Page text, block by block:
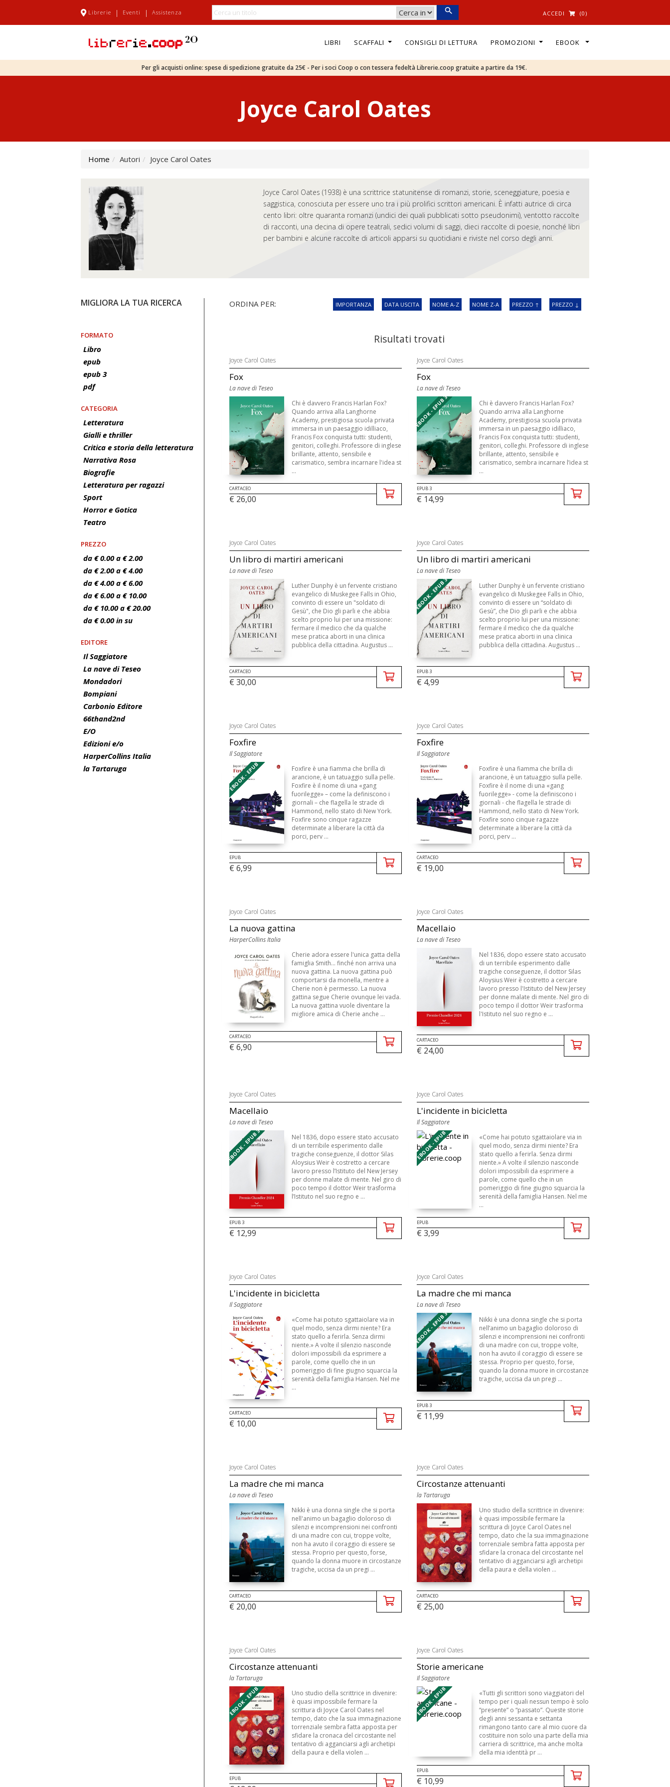
Librerie | Eventi | Assistenza ACCEDI (0)
LIBRI SCAFFALI CONSIGLI DI LETTURA PROMOZIONI EBOOK
Per gli acquisti online: spese di spedizione gratuite da 25€ - Per i soci Coop o con tessera fedeltà Librerie.coop gratuite a partire da 19€.
Joyce Carol Oates
Home Autori Joyce Carol Oates
Joyce Carol Oates (1938) è una scrittrice statunitense di romanzi, storie, sceneggiature, poesia e
saggistica, conosciuta per essere uno tra i più prolifici scrittori americani. È infatti autrice di circa
cento libri: oltre quaranta romanzi (undici dei quali pubblicati sotto pseudonimi), ventotto raccolte
di racconti, una decina di opere teatrali, sedici volumi di saggi, dieci raccolte di poesie, nonché libri
per bambini e alcune raccolte di articoli apparsi su quotidiani e riviste nel corso degli anni.
MIGLIORA LA TUA RICERCA
FORMATO
Libro
epub
epub 3
pdf
CATEGORIA
Letteratura
Gialli e thriller
Critica e storia della letteratura
Narrativa Rosa
Biografie
Letteratura per ragazzi
Sport
Horror e Gotica
Teatro
PREZZO
da € 0.00 a € 2.00
da € 2.00 a € 4.00
da € 4.00 a € 6.00
da € 6.00 a € 10.00
da € 10.00 a € 20.00
da € 0.00 in su
EDITORE
Il Saggiatore
La nave di Teseo
Mondadori
Bompiani
Carbonio Editore
66thand2nd
E/O
Edizioni e/o
HarperCollins Italia
la Tartaruga
ORDINA PER: IMPORTANZA DATA USCITA NOME A-Z NOME Z-A PREZZO ↑ PREZZO ↓
Risultati trovati
Joyce Carol Oates
Fox
La nave di Teseo
Chi è davvero Francis Harlan Fox?
Quando arriva alla Langhorne
Academy, prestigiosa scuola privata
immersa in un paesaggio idilliaco,
Francis Fox conquista tutti: studenti,
genitori, colleghi. Professore di inglese
brillante, attento, sensibile e
carismatico, sembra incarnare l'idea st
...
CARTACEO
€ 26,00
Joyce Carol Oates
Fox
La nave di Teseo
EBOOK - EPUB 3
Chi è davvero Francis Harlan Fox?
Quando arriva alla Langhorne
Academy, prestigiosa scuola privata
immersa in un paesaggio idilliaco,
Francis Fox conquista tutti: studenti,
genitori, colleghi. Professore di inglese
brillante, attento, sensibile e
carismatico, sembra incarnare l’idea st
...
EPUB 3
€ 14,99
Joyce Carol Oates
Un libro di martiri americani
La nave di Teseo
Luther Dunphy è un fervente cristiano
evangelico di Muskegee Falls in Ohio,
convinto di essere un "soldato di
Gesù", che Dio gli parli e che abbia
scelto proprio lui per una missione:
fermare il medico che da qualche
mese pratica aborti in una clinica
pubblica della cittadina. Augustus ...
CARTACEO
€ 30,00
Joyce Carol Oates
Un libro di martiri americani
La nave di Teseo
EBOOK - EPUB 3
Luther Dunphy è un fervente cristiano
evangelico di Muskegee Falls in Ohio,
convinto di essere un “soldato di
Gesù”, che Dio gli parli e che abbia
scelto proprio lui per una missione:
fermare il medico che da qualche
mese pratica aborti in una clinica
pubblica della cittadina. Augustus ...
EPUB 3
€ 4,99
Joyce Carol Oates
Foxfire
Il Saggiatore
EBOOK - EPUB
Foxfire è una fiamma che brilla di
arancione, è un tatuaggio sulla pelle.
Foxfire è il nome di una «gang
fuorilegge» – come la definiscono i
giornali – che flagella le strade di
Hammond, nello stato di New York.
Foxfire sono cinque ragazze
determinate a liberare la città da
porci, perv ...
EPUB
€ 6,99
Joyce Carol Oates
Foxfire
Il Saggiatore
Foxfire è una fiamma che brilla di
arancione, è un tatuaggio sulla pelle.
Foxfire è il nome di una «gang
fuorilegge» - come la definiscono i
giornali - che flagella le strade di
Hammond, nello stato di New York.
Foxfire sono cinque ragazze
determinate a liberare la città da
porci, perv ...
CARTACEO
€ 19,00
Joyce Carol Oates
La nuova gattina
HarperCollins Italia
Cherie adora essere l'unica gatta della
famiglia Smith... finché non arriva una
nuova gattina. La nuova gattina può
comportarsi da monella, mentre a
Cherie non è permesso. La nuova
gattina segue Cherie ovunque lei vada.
La nuova gattina vuole diventare la
migliore amica di Cherie anche ...
CARTACEO
€ 6,90
Joyce Carol Oates
Macellaio
La nave di Teseo
Nel 1836, dopo essere stato accusato
di un terribile esperimento dalle
tragiche conseguenze, il dottor Silas
Aloysius Weir è costretto a cercare
lavoro presso l'Istituto del New Jersey
per donne malate di mente. Nel giro di
poco tempo il dottor Weir trasforma
l'Istituto nel suo regno e ...
CARTACEO
€ 24,00
Joyce Carol Oates
Macellaio
La nave di Teseo
EBOOK - EPUB 3
Nel 1836, dopo essere stato accusato
di un terribile esperimento dalle
tragiche conseguenze, il dottor Silas
Aloysius Weir è costretto a cercare
lavoro presso l’Istituto del New Jersey
per donne malate di mente. Nel giro di
poco tempo il dottor Weir trasforma
l’Istituto nel suo regno e ...
EPUB 3
€ 12,99
Joyce Carol Oates
L'incidente in bicicletta
Il Saggiatore
EBOOK - EPUB
«Come hai potuto sgattaiolare via in
quel modo, senza dirmi niente? Era
stato quello a ferirla. Senza dirmi
niente.» A volte il silenzio nasconde
dolori impossibili da esprimere a
parole, come quello che in un
pomeriggio di fine giugno squarcia la
serenità della famiglia Hansen. Nel me
...
EPUB
€ 3,99
Joyce Carol Oates
L'incidente in bicicletta
Il Saggiatore
«Come hai potuto sgattaiolare via in
quel modo, senza dirmi niente? Era
stato quello a ferirla. Senza dirmi
niente.» A volte il silenzio nasconde
dolori impossibili da esprimere a
parole, come quello che in un
pomeriggio di fine giugno squarcia la
serenità della famiglia Hansen. Nel me
...
CARTACEO
€ 10,00
Joyce Carol Oates
La madre che mi manca
La nave di Teseo
EBOOK - EPUB 3
Nikki è una donna single che si porta
nell’animo un bagaglio doloroso di
silenzi e incomprensioni nei confronti
di una madre con cui, troppe volte,
non ha avuto il coraggio di essere se
stessa. Proprio per questo, forse,
quando la donna muore in circostanze
tragiche, uccisa da un pregi ...
EPUB 3
€ 11,99
Joyce Carol Oates
La madre che mi manca
La nave di Teseo
Nikki è una donna single che si porta
nell'animo un bagaglio doloroso di
silenzi e incomprensioni nei confronti
di una madre con cui, troppe volte,
non ha avuto il coraggio di essere se
stessa. Proprio per questo, forse,
quando la donna muore in circostanze
tragiche, uccisa da un pregi ...
CARTACEO
€ 20,00
Joyce Carol Oates
Circostanze attenuanti
la Tartaruga
Uno studio della scrittrice in divenire:
è quasi impossibile fermare la
scrittura di Joyce Carol Oates nel
tempo, dato che la sua immaginazione
torrenziale sembra fatta apposta per
sfidare la cronaca del circostante nel
tentativo di agganciarsi agli archetipi
della paura e della violen ...
CARTACEO
€ 25,00
Joyce Carol Oates
Circostanze attenuanti
la Tartaruga
EBOOK - EPUB
Uno studio della scrittrice in divenire:
è quasi impossibile fermare la
scrittura di Joyce Carol Oates nel
tempo, dato che la sua immaginazione
torrenziale sembra fatta apposta per
sfidare la cronaca del circostante nel
tentativo di agganciarsi agli archetipi
della paura e della violen ...
EPUB
Joyce Carol Oates
Storie americane
Il Saggiatore
EBOOK - EPUB
«Tutti gli scrittori sono viaggiatori del
tempo per i quali nessun tempo è solo
“presente” o “passato”. Queste storie
degli anni sessanta e settanta
rimangono tanto care al mio cuore da
costituire non solo una parte della mia
carriera di scrittrice, ma anche molta
della mia identità pr ...
EPUB
€ 10,99